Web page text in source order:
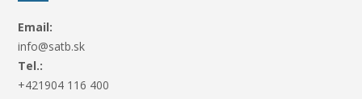
Email:
info@satb.sk
Tel.:
+421904 116 400